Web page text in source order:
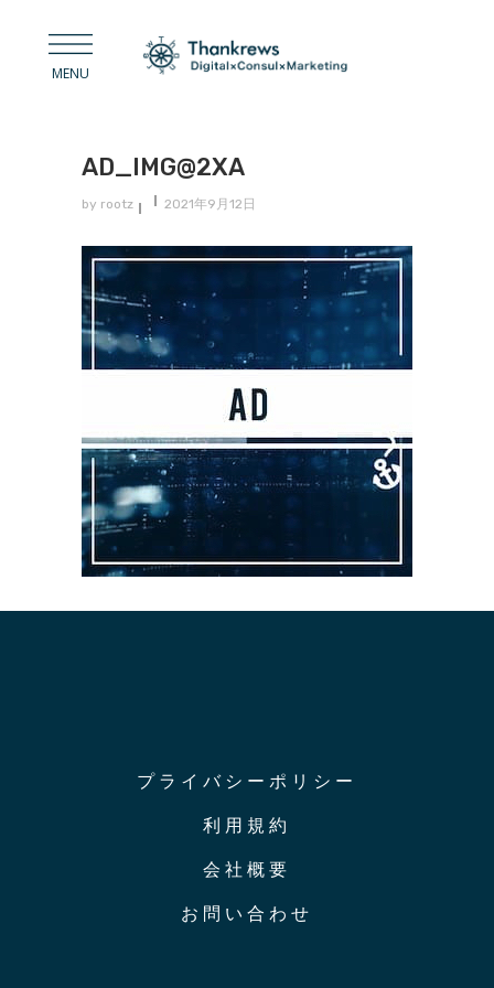
AD_IMG@2XA
by rootz 2021年9月12日
プライバシーポリシー
利用規約
会社概要
お問い合わせ